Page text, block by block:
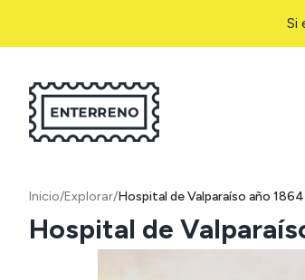
Si
Inicio/Explorar/Hospital de Valparaíso año 1864
Hospital de